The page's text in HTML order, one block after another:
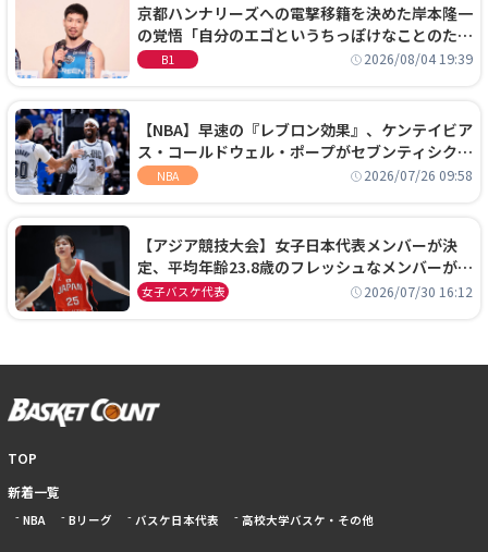
京都ハンナリーズへの電撃移籍を決めた岸本隆一
の覚悟「自分のエゴというちっぽけなことのため
に、京都に来たわけではない」
B1 2026/08/04 19:39
【NBA】早速の『レブロン効果』、ケンテイビア
ス・コールドウェル・ポープがセブンティシクサ
ーズに1年契約で加入
NBA 2026/07/26 09:58
【アジア競技大会】女子日本代表メンバーが決
定、平均年齢23.8歳のフレッシュなメンバーが日
本開催の大舞台で頂点を狙う
女子バスケ代表 2026/07/30 16:12
TOP
新着一覧
NBA Bリーグ バスケ日本代表 高校大学バスケ・その他